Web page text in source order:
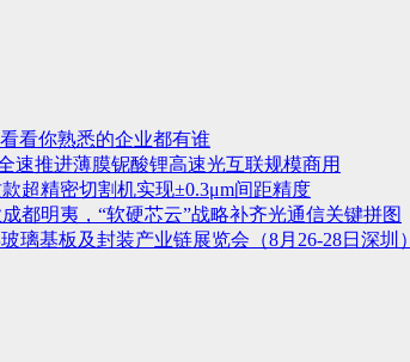
看你熟悉的企业都有谁
速推进薄膜铌酸锂高速光互联规模商用
超精密切割机实现±0.3μm间距精度
都明夷，“软硬芯云”战略补齐光通信关键拼图
璃基板及封装产业链展览会（8月26-28日深圳）